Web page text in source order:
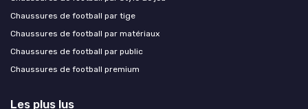
Chaussures de football par tige
Chaussures de football par matériaux
Chaussures de football par public
Chaussures de football premium
Les plus lus